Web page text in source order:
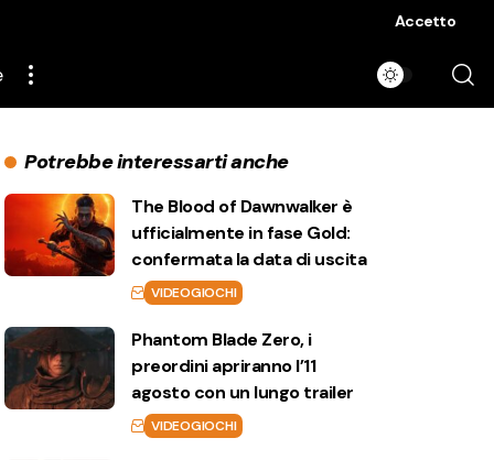
Accetto
Potrebbe interessarti anche
The Blood of Dawnwalker è
ufficialmente in fase Gold:
confermata la data di uscita
VIDEOGIOCHI
Phantom Blade Zero, i
preordini apriranno l’11
agosto con un lungo trailer
VIDEOGIOCHI